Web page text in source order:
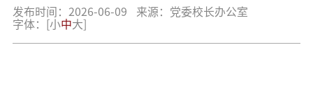
发布时间：2026-06-09
来源：党委校长办公室
字体：
小中大